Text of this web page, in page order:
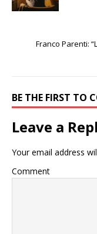
Franco Parenti:
BE THE FIRST TO
Leave a
Your email address
Comment